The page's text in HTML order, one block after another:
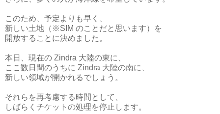
このため、予定よりも早く、
新しい土地（※SIM のことだと思います）を
開放することに決めました。
本日、現在の Zindra 大陸の東に、
ここ数日間のうちに Zindra 大陸の南に、
新しい領域が開かれるでしょう。
それらを再考慮する時間として、
しばらくチケットの処理を停止します。